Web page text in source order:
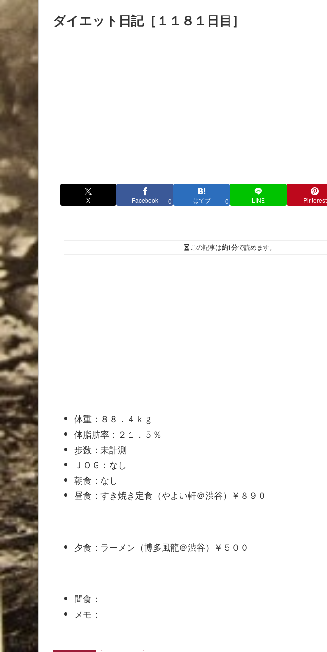
ダイエット日記［１１８１日目］
X Facebook 0 はてブ 0 LINE Pinterest
この記事は約1分で読めます。
体重：８８．４ｋｇ
体脂肪率：２１．５％
歩数：未計測
ＪＯＧ：なし
朝食：なし
昼食：すき焼き定食（やよい軒＠渋谷）￥８９０
夕食：ラーメン（博多風龍＠渋谷）￥５００
間食：
メモ：